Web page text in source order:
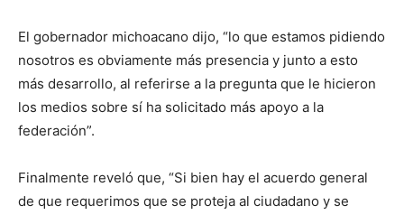
El gobernador michoacano dijo, “lo que estamos pidiendo
nosotros es obviamente más presencia y junto a esto
más desarrollo, al referirse a la pregunta que le hicieron
los medios sobre sí ha solicitado más apoyo a la
federación”.
Finalmente reveló que, “Si bien hay el acuerdo general
de que requerimos que se proteja al ciudadano y se